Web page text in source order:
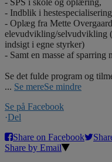
- Indblik i
- Oplæg fra Mette
elevudvikling/selvudvikling
indsigt i egne styrker)
- Samt en masse af
Se det fulde program og
... Se mereSe mindre
Se på Facebook
·Del
Share on Facebook
Share by Email